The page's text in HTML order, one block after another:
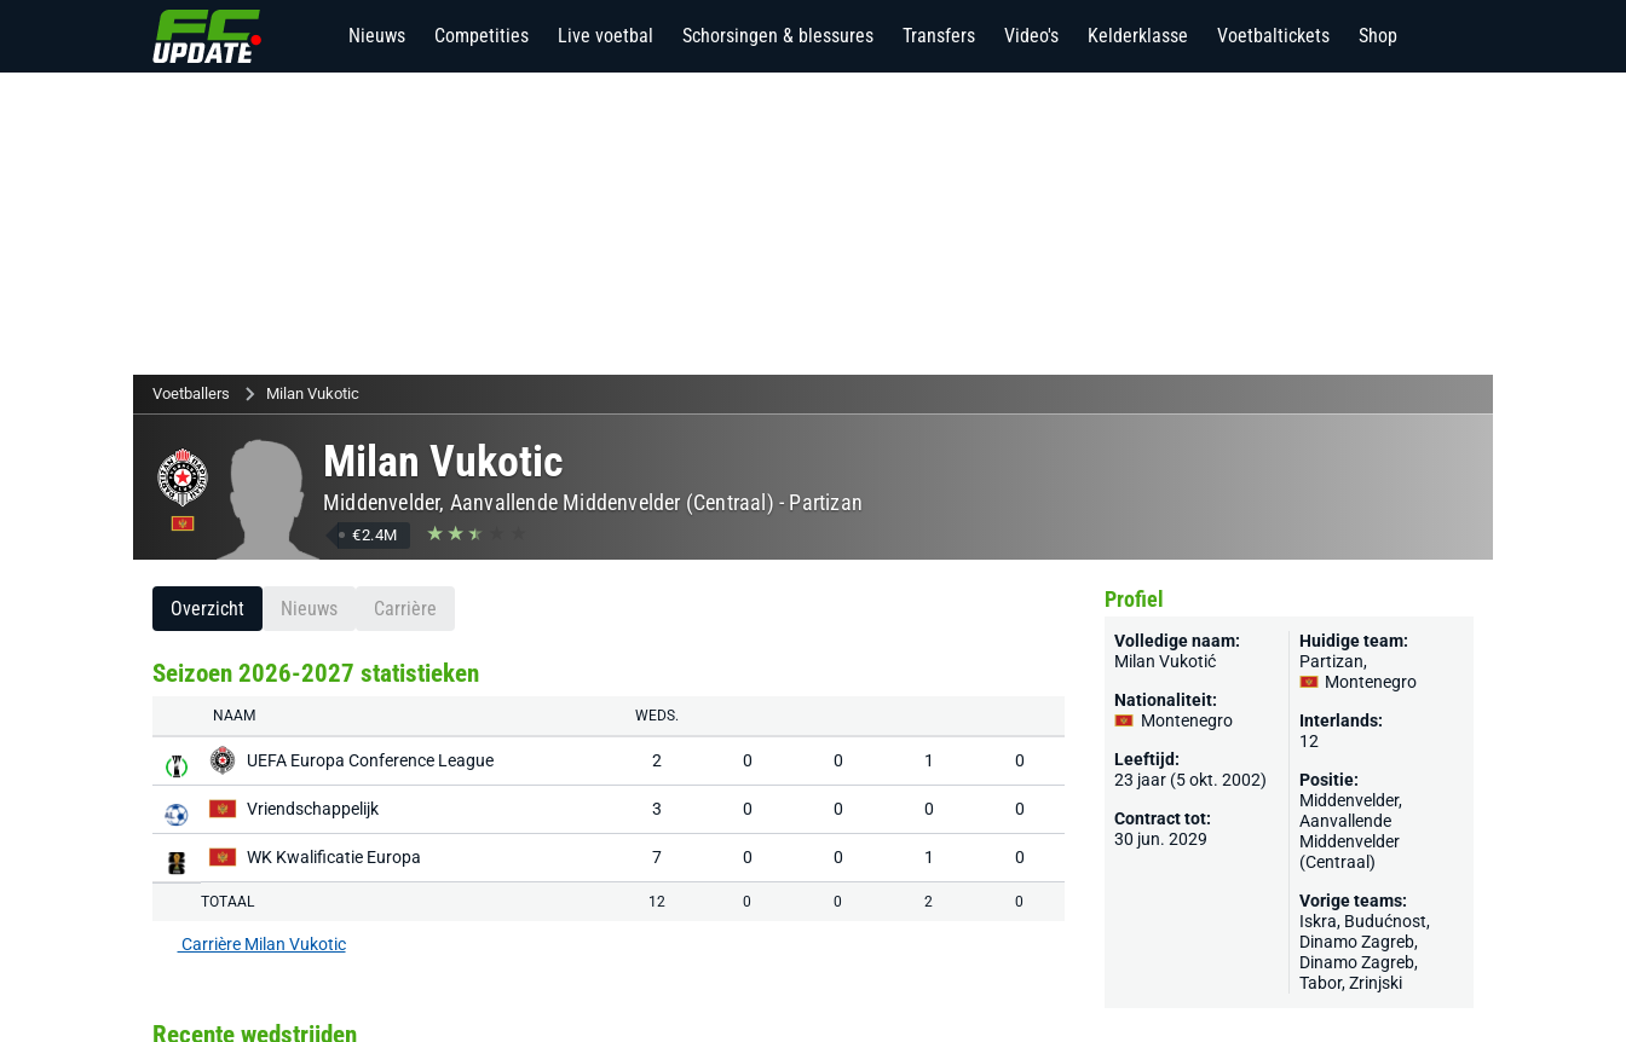
Nieuws Competities Live voetbal Schorsingen & blessures Transfers Video's Kelderklasse Voetbaltickets Shop
Voetballers Milan Vukotic
Milan Vukotic
Middenvelder, Aanvallende Middenvelder (Centraal)- Partizan
€2.4M
Overzicht Nieuws Carrière
Seizoen 2026-2027 statistieken
NAAM WEDS.
UEFA Europa Conference League 2 0 0 1 0
Vriendschappelijk 3 0 0 0 0
WK Kwalificatie Europa 7 0 0 1 0
TOTAAL 12 0 0 2 0
Carrière Milan Vukotic
Recente wedstrijden
Profiel
Volledige naam:
Milan Vukotić
Nationaliteit:
Montenegro
Leeftijd:
23 jaar (5 okt. 2002)
Contract tot:
30 jun. 2029
Huidige team:
Partizan,
Montenegro
Interlands:
12
Positie:
Middenvelder,
Aanvallende
Middenvelder
(Centraal)
Vorige teams:
Iskra, Budućnost,
Dinamo Zagreb,
Dinamo Zagreb,
Tabor,Zrinjski